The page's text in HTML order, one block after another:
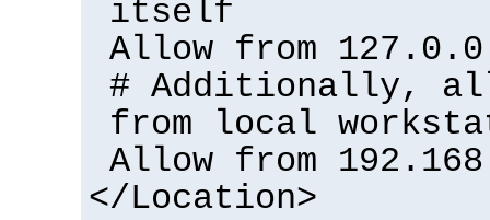
itself
Allow from
# Additionally,
from local
Allow from
</Location>